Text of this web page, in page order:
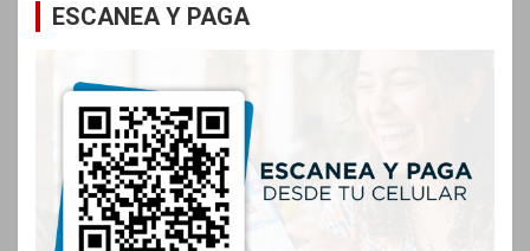
ESCANEA Y PAGA